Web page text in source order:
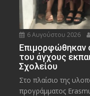
6 Αυγούστου 2026
Eπιμορφώθηκαν
του άγχους
Σχολείου
Στο πλαίσιο της
προγράμματος